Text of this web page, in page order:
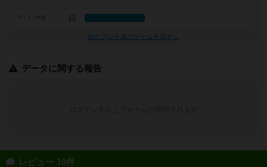
アート・外見 12
似たプレイ感のゲームを探す→
データに関する報告
レビュー 10件